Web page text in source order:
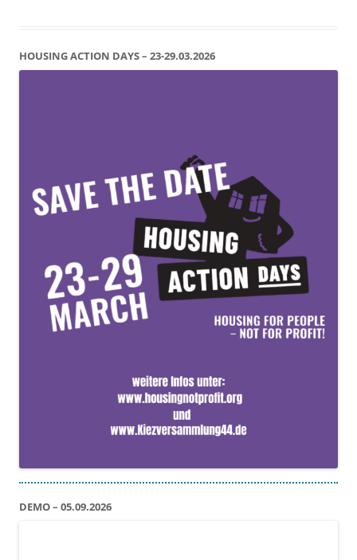
HOUSING ACTION DAYS – 23-29.03.2026
DEMO – 05.09.2026